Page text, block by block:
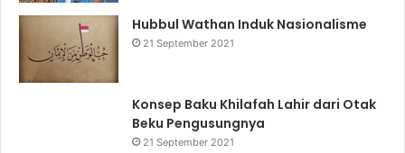
Hubbul Wathan Induk Nasionalisme
21 September 2021
Konsep Baku Khilafah Lahir dari Otak
Beku Pengusungnya
21 September 2021